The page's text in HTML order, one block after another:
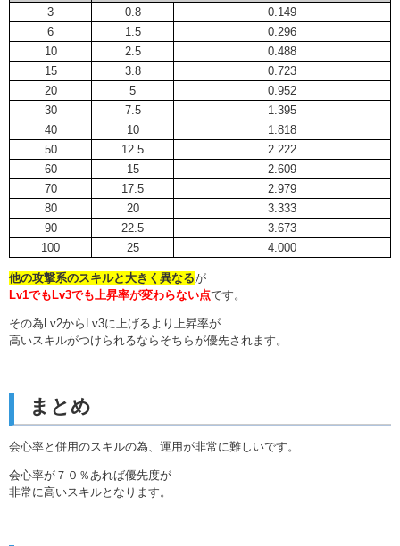
3
0.8
0.149
6
1.5
0.296
10
2.5
0.488
15
3.8
0.723
20
5
0.952
30
7.5
1.395
40
10
1.818
50
12.5
2.222
60
15
2.609
70
17.5
2.979
80
20
3.333
90
22.5
3.673
100
25 4.000
他の攻撃系のスキルと大きく異なるが
Lv1でもLv3でも上昇率が変わらない点です。
その為Lv2からLv3に上げるより上昇率が
高いスキルがつけられるならそちらが優先されます。
まとめ
会心率と併用のスキルの為、運用が非常に難しいです。
会心率が７０％あれば優先度が
非常に高いスキルとなります。